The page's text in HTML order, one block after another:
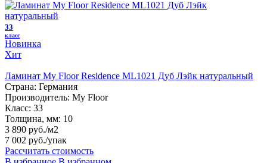
33
класс
Новинка
Хит
Ламинат My Floor Residence ML1021 Дуб Лэйк натуральный
Страна: Германия
Производитель: My Floor
Класс: 33
Толщина, мм: 10
3 890 руб./м2
7 002 руб./упак
Рассчитать стоимость